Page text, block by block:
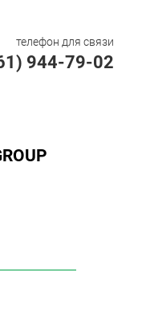
телефон для связи
944-79-02